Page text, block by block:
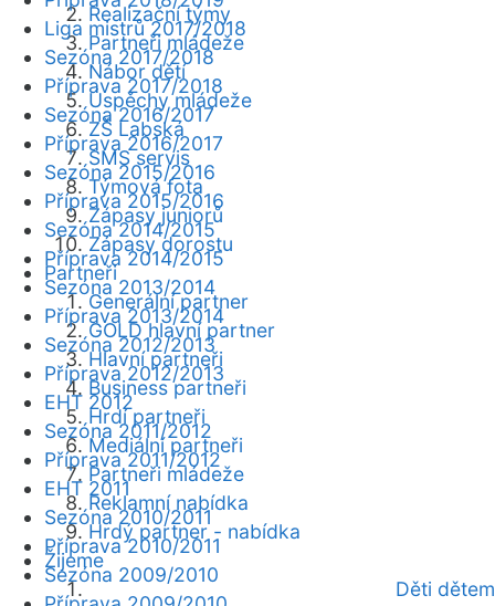
Realizační týmy
Partneři mládeže
Nábor dětí
Úspěchy mládeže
ZŠ Labská
SMS servis
Týmová fota
Zápasy juniorů
Zápasy dorostu
Partneři
Generální partner
GOLD hlavní partner
Hlavní partneři
Business partneři
Hrdí partneři
Mediální partneři
Partneři mládeže
Reklamní nabídka
Hrdý partner - nabídka
Žijeme
Děti dětem
Liga mistrů 2017/2018
Sezóna 2017/2018
Příprava 2017/2018
Sezóna 2016/2017
Příprava 2016/2017
Sezóna 2015/2016
Příprava 2015/2016
Sezóna 2014/2015
Příprava 2014/2015
Sezóna 2013/2014
Příprava 2013/2014
Sezóna 2012/2013
Příprava 2012/2013
EHT 2012
Sezóna 2011/2012
Příprava 2011/2012
EHT 2011
Sezóna 2010/2011
Příprava 2010/2011
Sezóna 2009/2010